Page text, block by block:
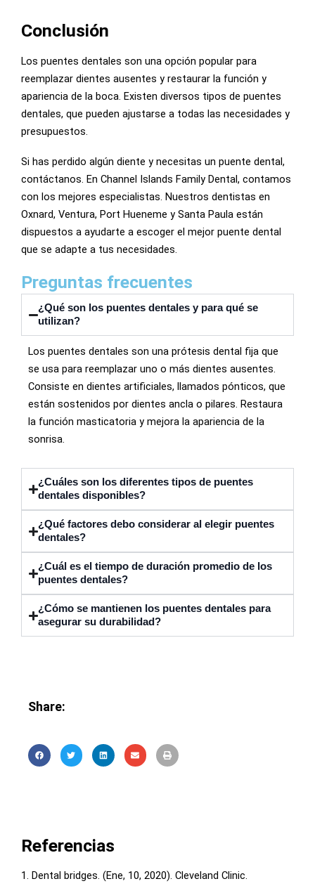
Conclusión
Los puentes dentales son una opción popular para
reemplazar dientes ausentes y restaurar la función y
apariencia de la boca. Existen diversos tipos de puentes
dentales, que pueden ajustarse a todas las necesidades y
presupuestos.
Si has perdido algún diente y necesitas un puente dental,
contáctanos. En Channel Islands Family Dental, contamos
con los mejores especialistas. Nuestros dentistas en
Oxnard, Ventura, Port Hueneme y Santa Paula están
dispuestos a ayudarte a escoger el mejor puente dental
que se adapte a tus necesidades.
Preguntas frecuentes
¿Qué son los puentes dentales y para qué se
utilizan?
Los puentes dentales son una prótesis dental fija que
se usa para reemplazar uno o más dientes ausentes.
Consiste en dientes artificiales, llamados pónticos, que
están sostenidos por dientes ancla o pilares. Restaura
la función masticatoria y mejora la apariencia de la
sonrisa.
¿Cuáles son los diferentes tipos de puentes
dentales disponibles?
¿Qué factores debo considerar al elegir puentes
dentales?
¿Cuál es el tiempo de duración promedio de los
puentes dentales?
¿Cómo se mantienen los puentes dentales para
asegurar su durabilidad?
Share:
Referencias
1. Dental bridges. (Ene, 10, 2020). Cleveland Clinic.